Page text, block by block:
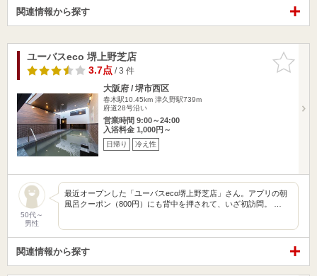
関連情報から探す
お気に入
りに追加
ユーバスeco 堺上野芝店
3.7点/ 3 件
大阪府 / 堺市西区
春木駅10.45km 津久野駅739m
府道28号沿い
営業時間 9:00～24:00
入浴料金 1,000円～
日帰り 冷え性
50代～
男性
最近オープンした「ユーバスeco堺上野芝店」さん。アプリの朝
風呂クーポン（800円）にも背中を押されて、いざ初訪問。 …
関連情報から探す